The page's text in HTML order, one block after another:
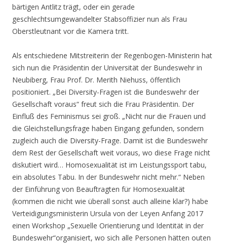
bärtigen Antlitz trägt, oder ein gerade
geschlechtsumgewandelter Stabsoffizier nun als Frau
Oberstleutnant vor die Kamera tritt.
Als entschiedene Mitstreiterin der Regenbogen-Ministerin hat
sich nun die Präsidentin der Universität der Bundeswehr in
Neubiberg, Frau Prof. Dr. Merith Niehuss, öffentlich
positioniert. „Bei Diversity-Fragen ist die Bundeswehr der
Gesellschaft voraus“ freut sich die Frau Präsidentin. Der
Einfluß des Feminismus sei groß. „Nicht nur die Frauen und
die Gleichstellungsfrage haben Eingang gefunden, sondern
zugleich auch die Diversity-Frage. Damit ist die Bundeswehr
dem Rest der Gesellschaft weit voraus, wo diese Frage nicht
diskutiert wird… Homosexualität ist im Leistungssport tabu,
ein absolutes Tabu. In der Bundeswehr nicht mehr.“ Neben
der Einführung von Beauftragten für Homosexualität
(kommen die nicht wie überall sonst auch alleine klar?) habe
Verteidigungsministerin Ursula von der Leyen Anfang 2017
einen Workshop „Sexuelle Orientierung und Identität in der
Bundeswehr“organisiert, wo sich alle Personen hätten outen